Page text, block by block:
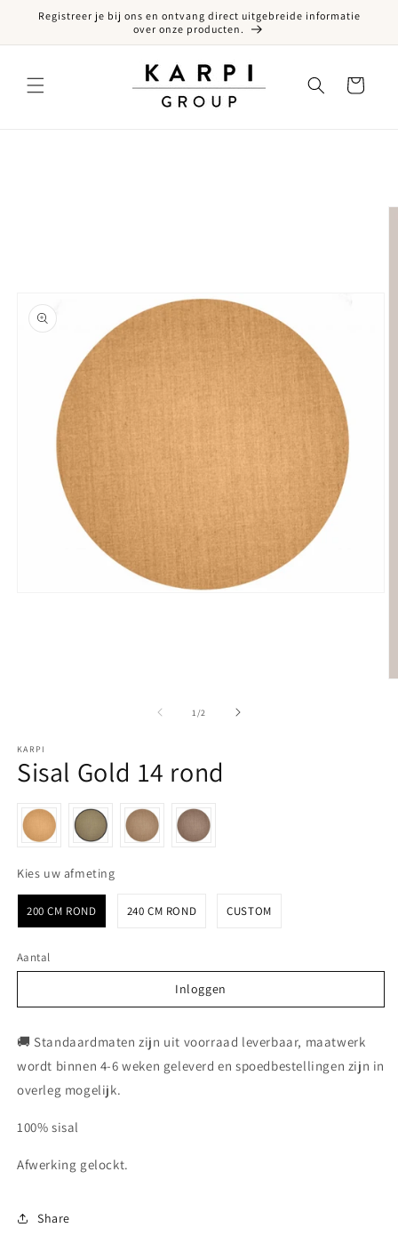
naar de content
Registreer je bij ons en ontvang direct uitgebreide informatie
over onze producten.
Winkelwagen
1 /van
2
KARPI
Sisal Gold 14 rond
Kies uw afmetingKies uw afmeting
200 CM ROND 240 CM ROND CUSTOM
Aantal
Inloggen
Inloggen
🚚 Standaardmaten zijn uit voorraad leverbaar, maatwerk
wordt binnen 4-6 weken geleverd en spoedbestellingen zijn in
overleg mogelijk.
100% sisal
Afwerking gelockt.
Share